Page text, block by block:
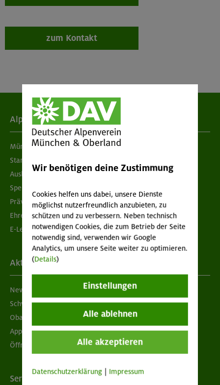
zum Kontakt
Alpenverein
München & Oberland
Standorte
Ausbildung & Jobs
Spenden
Prävention sexualisierter Gewalt
Ehrenamtsbörse
E-Learning
Aktuelles
Newsletter
Schwarzes Brett
Obacht geben!
App "Mein DAV+"
Öffnungszeiten
Services
Wir benötigen deine Zustimmung
Cookies helfen uns dabei, unsere Dienste
möglichst nutzerfreundlich anzubieten, zu
schützen und zu verbessern. Neben technisch
notwendigen Cookies, die zum Betrieb der Seite
notwendig sind, verwenden wir Google
Analytics, um unsere Seite weiter zu optimieren.
(Details)
Einstellungen
Alle ablehnen
Alle akzeptieren
Datenschutzerklärung Impressum